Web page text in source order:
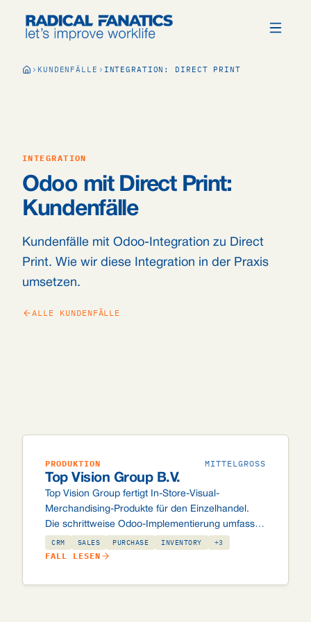
KUNDENFÄLLE INTEGRATION: DIRECT PRINT
INTEGRATION
Odoo mit Direct Print:
Kundenfälle
Kundenfälle mit Odoo-Integration zu Direct
Print. Wie wir diese Integration in der Praxis
umsetzen.
ALLE KUNDENFÄLLE
PRODUKTION MITTELGROSS
Top Vision Group B.V.
Top Vision Group fertigt In-Store-Visual-
Merchandising-Produkte für den Einzelhandel.
Die schrittweise Odoo-Implementierung umfasst
Vertrieb, Einkauf, Lager, Fertigung und ein
umfangreiches maßgeschneidertes Labelsystem
automatischer Fertigungsauftragsplanung.
CRM SALES PURCHASE INVENTORY +3
FALL LESEN